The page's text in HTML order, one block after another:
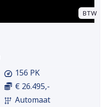
BTW
156 PK
€ 26.495,-
Automaat